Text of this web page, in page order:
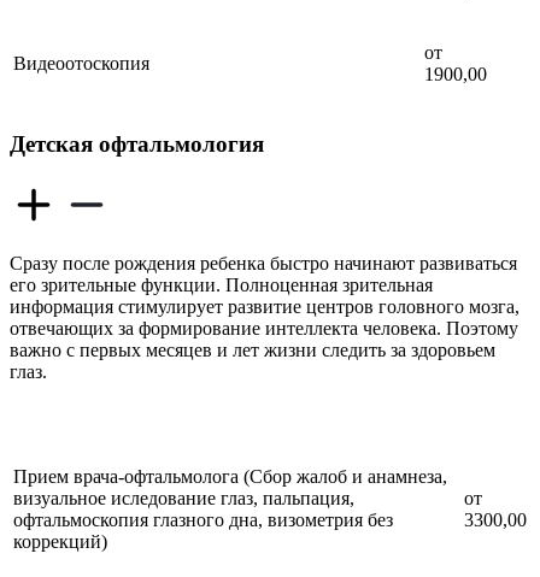
Видеоотоскопия
от
1900,00
Детская офтальмология
Сразу после рождения ребенка быстро начинают развиваться
его зрительные функции. Полноценная зрительная
информация стимулирует развитие центров головного мозга,
отвечающих за формирование интеллекта человека. Поэтому
важно с первых месяцев и лет жизни следить за здоровьем
глаз.
Прием врача-офтальмолога (Сбор жалоб и анамнеза,
визуальное иследование глаз, пальпация,
офтальмоскопия глазного дна, визометрия без
коррекций)
от
3300,00